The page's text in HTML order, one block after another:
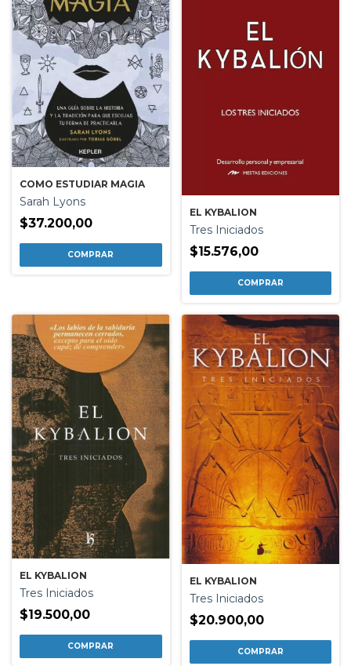
COMO ESTUDIAR MAGIA
Sarah Lyons
$37.200,00
EL KYBALION
Tres Iniciados
$15.576,00
EL KYBALION
Tres Iniciados
$19.500,00
EL KYBALION
Tres Iniciados
$20.900,00